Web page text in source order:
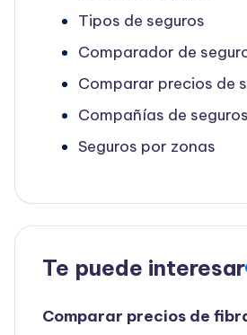
Tipos de seguros
Comparador de
Comparar precios de
Compañías de seguros
Seguros por zonas
Te puede interesar
Comparar precios de